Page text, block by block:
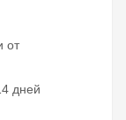
от
дней